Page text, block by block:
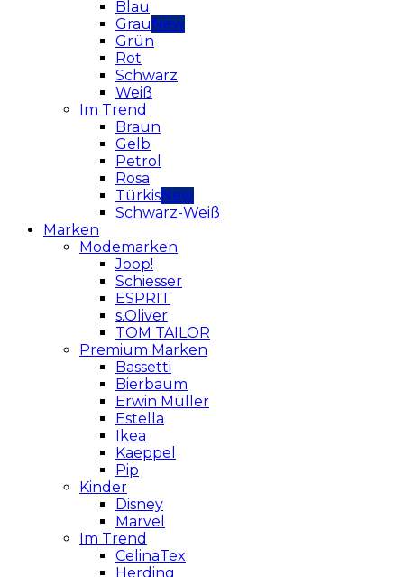
Blau
Grau
Grün
Rot
Schwarz
Weiß
Im Trend
Braun
Gelb
Petrol
Rosa
Türkis
Schwarz-Weiß
Marken
Modemarken
Joop!
Schiesser
ESPRIT
s.Oliver
TOM TAILOR
Premium Marken
Bassetti
Bierbaum
Erwin Müller
Estella
Ikea
Kaeppel
Pip
Kinder
Disney
Marvel
Im Trend
CelinaTex
Herding